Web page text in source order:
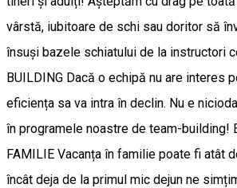
vârstă, iubitoare de schi sau doritor să
însuși bazele schiatului de la instructori
BUILDING Dacă o echipă nu are interes
eficiența sa va intra în declin. Nu e
în programele noastre de team-building!
FAMILIE Vacanța în familie poate fi atât
încât deja de la primul mic dejun ne